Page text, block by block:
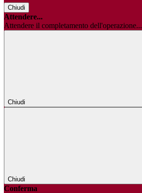
Chiudi
Attendere...
Attendere il completamento dell'operazione...
Chiudi
Chiudi
Conferma